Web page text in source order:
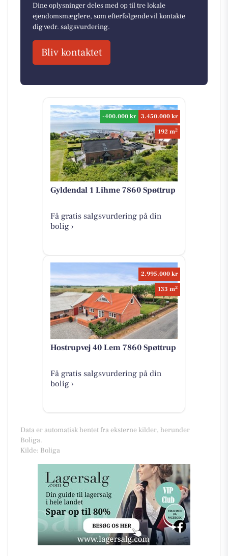
Dine oplysninger deles med op til tre lokale
ejendomsmæglere, som efterfølgende vil kontakte
dig vedr. salgsvurdering.
Bliv kontaktet
-400.000 kr
3.450.000 kr
192 m2
Gyldendal 1 Lihme 7860 Spøttrup
Få gratis salgsvurdering på din
bolig ›
2.995.000 kr
133 m2
Hostrupvej 40 Lem 7860 Spøttrup
Få gratis salgsvurdering på din
bolig ›
Data er automatisk hentet fra eksterne kilder, herunder
Boliga.
Kilde: Boliga